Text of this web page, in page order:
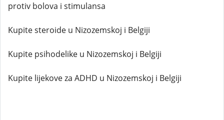
protiv bolova i stimulansa
Kupite steroide u Nizozemskoj i Belgiji
Kupite psihodelike u Nizozemskoj i Belgiji
Kupite lijekove za ADHD u Nizozemskoj i Belgiji